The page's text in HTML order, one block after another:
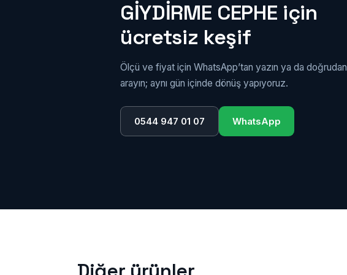
GİYDİRME CEPHE için
ücretsiz keşif
Ölçü ve fiyat için WhatsApp’tan yazın ya da doğrudan
arayın; aynı gün içinde dönüş yapıyoruz.
0544 947 01 07 WhatsApp